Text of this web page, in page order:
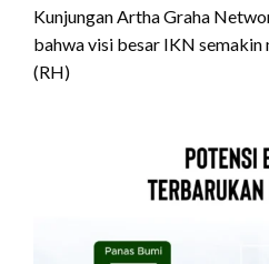
Kunjungan Artha Graha
bahwa visi besar IKN
(RH)